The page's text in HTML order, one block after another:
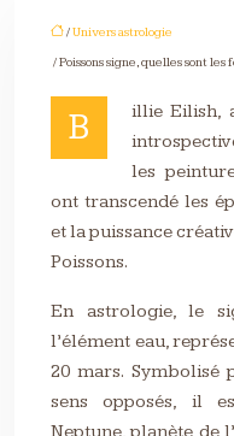
/Univers astrologie
/ Poissons signe, quelles sont
B
illie Eilish,
les
ont transcendé les
et la puissance
Poissons.
En astrologie, le
l’élément eau,
20 mars. Symbolisé
sens opposés, il
Neptune, planète de